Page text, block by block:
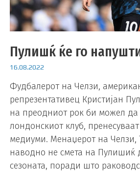
Пулишќ ќе го
16.08.2022
Фудбалерот на Челзи,
репрезентативец Кристијан
на преодниот рок би можел
лондонскиот клуб,
медиуми. Менаџерот на Челзи,
наводно не смета на Пулишиќ
сезоната, поради што